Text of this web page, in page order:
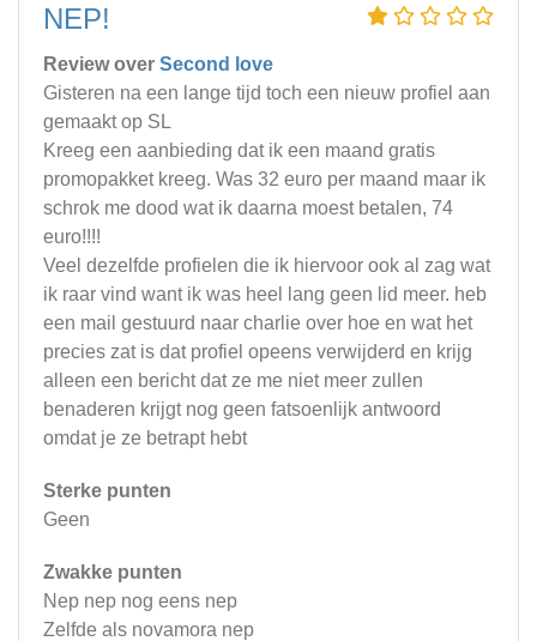
NEP!
Review over Second love
Gisteren na een lange tijd toch een nieuw profiel aan
gemaakt op SL
Kreeg een aanbieding dat ik een maand gratis
promopakket kreeg. Was 32 euro per maand maar ik
schrok me dood wat ik daarna moest betalen, 74
euro!!!!
Veel dezelfde profielen die ik hiervoor ook al zag wat
ik raar vind want ik was heel lang geen lid meer. heb
een mail gestuurd naar charlie over hoe en wat het
precies zat is dat profiel opeens verwijderd en krijg
alleen een bericht dat ze me niet meer zullen
benaderen krijgt nog geen fatsoenlijk antwoord
omdat je ze betrapt hebt
Sterke punten
Geen
Zwakke punten
Nep nep nog eens nep
Zelfde als novamora nep